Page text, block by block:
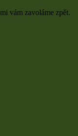
vám zavoláme zpět.